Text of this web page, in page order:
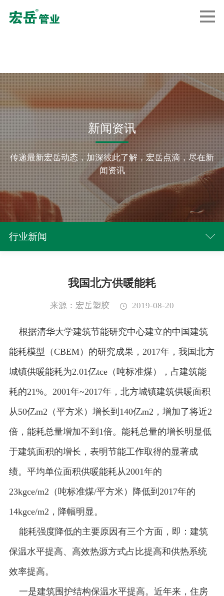
新闻资讯
传递最新宏岳动态，加深彼此了解，宏岳点滴，尽在新
闻资讯
行业新闻
我国北方供暖能耗
来源：宏岳塑胶 2019-08-20
根据清华大学建筑节能研究中心建立的中国建筑
能耗模型（CBEM）的研究成果，2017年，我国北方
城镇供暖能耗为2.01亿tce（吨标准煤），占建筑能
耗的21%。2001年~2017年，北方城镇建筑供暖面积
从50亿m2（平方米）增长到140亿m2，增加了将近2
倍，能耗总量增加不到1倍。能耗总量的增长明显低
于建筑面积的增长，表明节能工作取得的显著成
绩。平均单位面积供暖能耗从2001年的
23kgce/m2（吨标准煤/平方米）降低到2017年的
14kgce/m2，降幅明显。
能耗强度降低的主要原因有三个方面，即：建筑
保温水平提高、高效热源方式占比提高和供热系统
效率提高。
一是建筑围护结构保温水平提高。近年来，住房